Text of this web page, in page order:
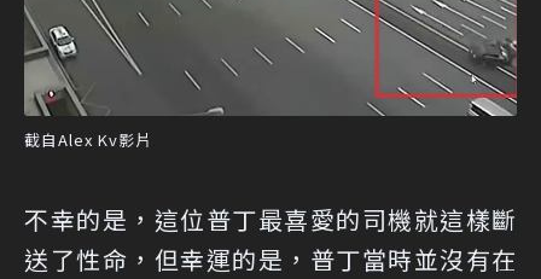
截自Alex Kv影片
不幸的是，這位普丁最喜愛的司機就這樣斷
送了性命，但幸運的是，普丁當時並沒有在